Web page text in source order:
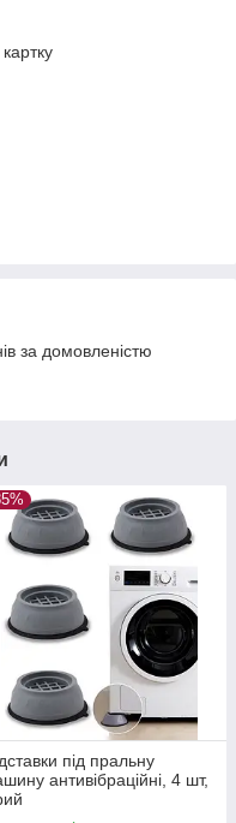
за домовленістю
під пральну
антивібраційні, 4 шт,